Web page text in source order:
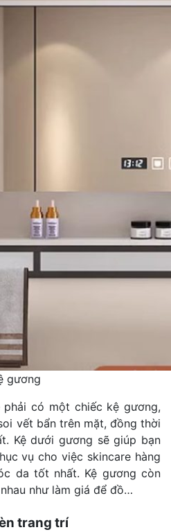
gương
phải có một chiếc kệ gương,
vết bẩn trên mặt, đồng thời
Kệ dưới gương sẽ giúp bạn
vụ cho việc skincare hàng
da tốt nhất. Kệ gương còn
như làm giá để đồ…
trang trí